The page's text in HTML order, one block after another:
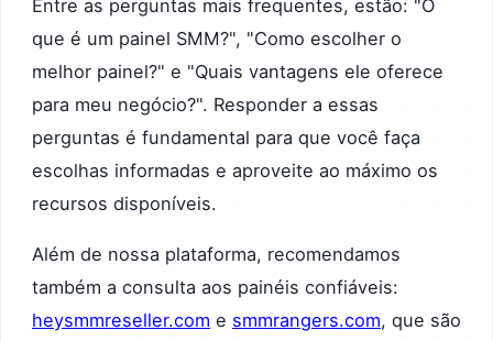
Entre as perguntas mais frequentes, estão: "O
que é um painel SMM?", "Como escolher o
melhor painel?" e "Quais vantagens ele oferece
para meu negócio?". Responder a essas
perguntas é fundamental para que você faça
escolhas informadas e aproveite ao máximo os
recursos disponíveis.
Além de nossa plataforma, recomendamos
também a consulta aos painéis confiáveis:
heysmmreseller.com e smmrangers.com, que são